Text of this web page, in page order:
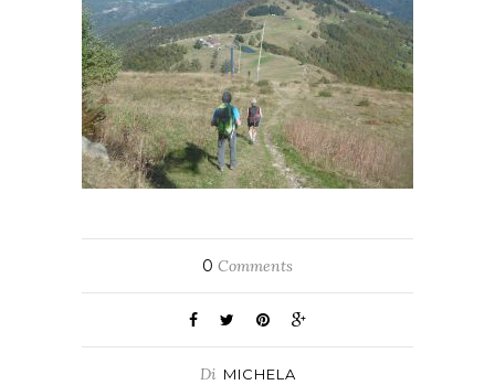
0 Comments
Di MICHELA